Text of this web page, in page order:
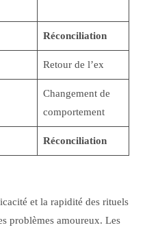
Réconciliation
Retour de l’ex
Changement de
comportement
Réconciliation
et la rapidité des rituels
problèmes amoureux. Les